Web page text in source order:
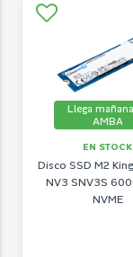
Llega
AMBA
EN STOCK
Disco SSD M2
NV3 SNV3S
NVME